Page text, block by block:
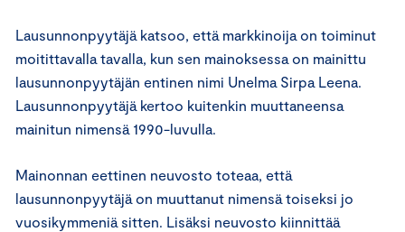
Lausunnonpyytäjä katsoo, että markkinoija on toiminut
moitittavalla tavalla, kun sen mainoksessa on mainittu
lausunnonpyytäjän entinen nimi Unelma Sirpa Leena.
Lausunnonpyytäjä kertoo kuitenkin muuttaneensa
mainitun nimensä 1990-luvulla.
Mainonnan eettinen neuvosto toteaa, että
lausunnonpyytäjä on muuttanut nimensä toiseksi jo
vuosikymmeniä sitten. Lisäksi neuvosto kiinnittää